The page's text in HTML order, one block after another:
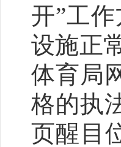
开”工
设施正
体育局
格的执
页醒目